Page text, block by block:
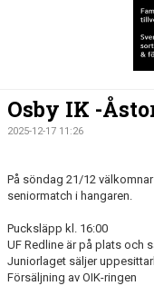
DOKUMENT
Osby IK -
2025-12-17 11:26
På söndag 21/12
seniormatch i hangaren.
Pucksläpp kl. 16:00
UF Redline är på plats och
Juniorlaget säljer
Försäljning av OIK-ringen